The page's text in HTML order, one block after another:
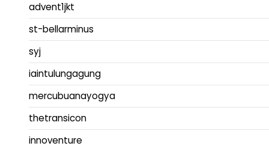
advent1jkt
st-bellarminus
syj
iaintulungagung
mercubuanayogya
thetransicon
innoventure